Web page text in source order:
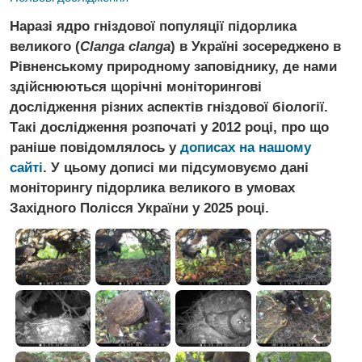
Наразі ядро гніздової популяції підорлика
великого (Clanga clanga) в Україні зосереджено в
Рівненському природному заповіднику, де нами
здійснюються щорічні моніторингові
дослідження різних аспектів гніздової біології.
Такі дослідження розпочаті у 2012 році, про що
раніше повідомлялось у дописах на нашому
сайті. У цьому дописі ми підсумовуємо дані
моніторингу підорлика великого в умовах
Західного Полісся України у 2025 році.